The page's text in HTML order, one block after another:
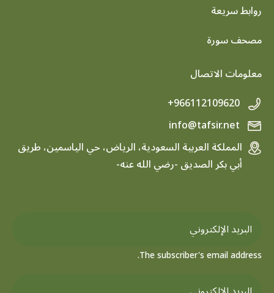
روابط سريعة
footer menu
مصحف سورة
معلومات الاتصال
+966112109620
المملكة العربية السعودية، الرياض، حي الياسمين، طريق
أبي بكر الصديق -رضي الله عنه-
The subscriber's email address.